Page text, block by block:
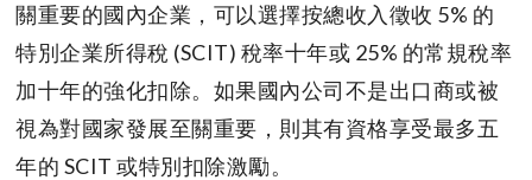
關重要的國內企業，可以選擇按總收入徵收 5% 的
特別企業所得稅 (SCIT) 稅率十年或 25% 的常規稅率
加十年的強化扣除。如果國內公司不是出口商或被
視為對國家發展至關重要，則其有資格享受最多五
年的 SCIT 或特別扣除激勵。